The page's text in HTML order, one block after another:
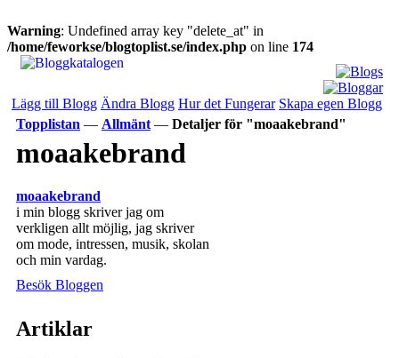
Warning: Undefined array key "delete_at" in
/home/feworkse/blogtoplist.se/index.php on line 174
Lägg till Blogg Ändra Blogg Hur det Fungerar Skapa egen Blogg
Topplistan — Allmänt — Detaljer för "moaakebrand"
moaakebrand
moaakebrand
i min blogg skriver jag om
verkligen allt möjlig, jag skriver
om mode, intressen, musik, skolan
och min vardag.
Besök Bloggen
Artiklar